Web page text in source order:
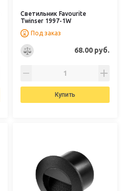
Светильник Favourite
Twinser 1997-1W
Под заказ
68.00 руб.
Купить